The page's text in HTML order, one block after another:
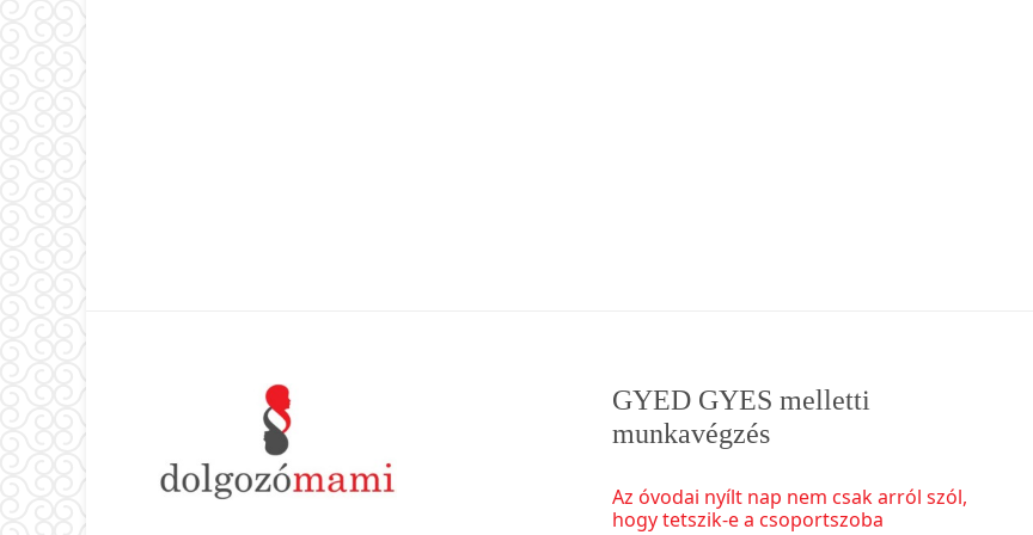
GYED GYES melletti
munkavégzés
Az óvodai nyílt nap nem csak arról szól,
hogy tetszik-e a csoportszoba